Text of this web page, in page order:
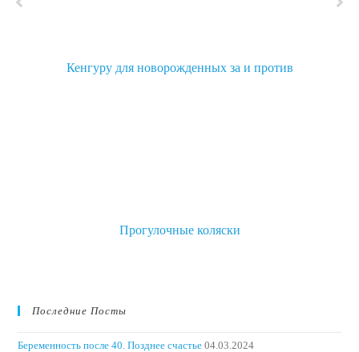
Кенгуру для новорожденных за и против
Прогулочные коляски
Последние Посты
Беременность после 40. Позднее счастье 04.03.2024